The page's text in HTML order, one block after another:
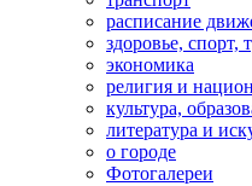
расписание
здоровье, спорт,
экономика
религия и
культура,
литература и
о городе
Фотогалереи